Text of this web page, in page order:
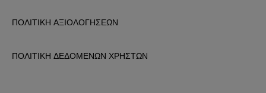
ΠΟΛΙΤΙΚΗ ΑΞΙΟΛΟΓΗΣΕΩΝ
ΠΟΛΙΤΙΚΗ ΔΕΔΟΜΕΝΩΝ ΧΡΗΣΤΩΝ